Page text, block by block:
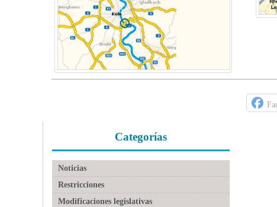
Categorías
Noticias
Restricciones
Modificaciones legislativas